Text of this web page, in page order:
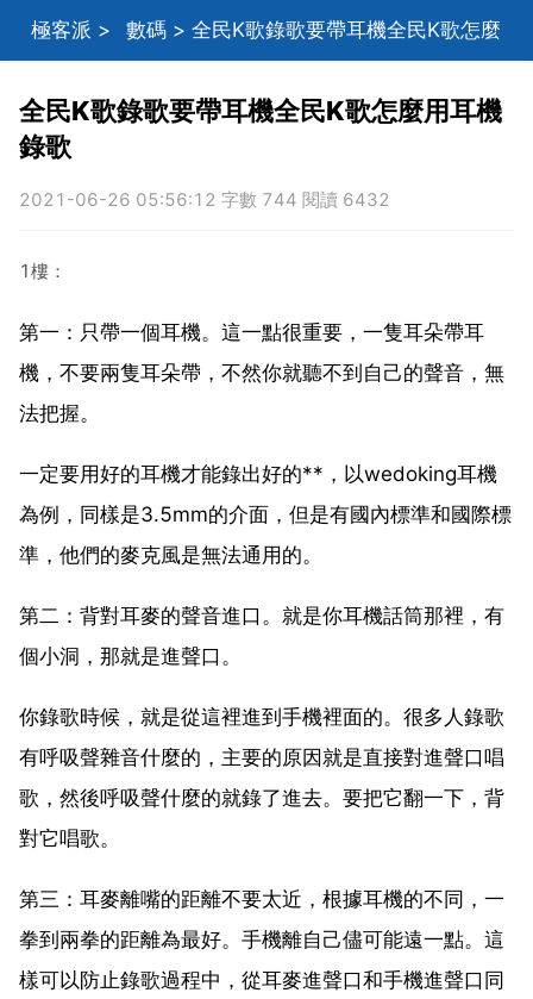
極客派 > 數碼 > 全民K歌錄歌要帶耳機全民K歌怎麼
全民K歌錄歌要帶耳機全民K歌怎麼用耳機
錄歌
2021-06-26 05:56:12 字數 744 閱讀 6432
1樓：
第一：只帶一個耳機。這一點很重要，一隻耳朵帶耳
機，不要兩隻耳朵帶，不然你就聽不到自己的聲音，無
法把握。
一定要用好的耳機才能錄出好的**，以wedoking耳機
為例，同樣是3.5mm的介面，但是有國內標準和國際標
準，他們的麥克風是無法通用的。
第二：背對耳麥的聲音進口。就是你耳機話筒那裡，有
個小洞，那就是進聲口。
你錄歌時候，就是從這裡進到手機裡面的。很多人錄歌
有呼吸聲雜音什麼的，主要的原因就是直接對進聲口唱
歌，然後呼吸聲什麼的就錄了進去。要把它翻一下，背
對它唱歌。
第三：耳麥離嘴的距離不要太近，根據耳機的不同，一
拳到兩拳的距離為最好。手機離自己儘可能遠一點。這
樣可以防止錄歌過程中，從耳麥進聲口和手機進聲口同